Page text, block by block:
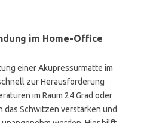
im Home-Office
einer Akupressurmatte im
zur Herausforderung
im Raum 24 Grad oder
das Schwitzen verstärken und